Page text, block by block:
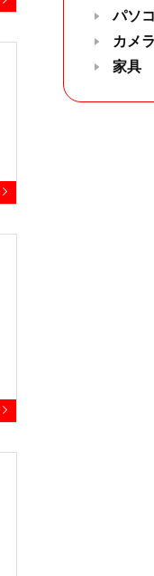
パソ
カメラ
家具